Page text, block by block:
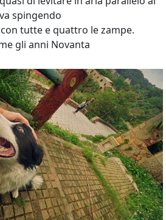
spingendo
tutte e quattro le zampe.
gli anni Novanta